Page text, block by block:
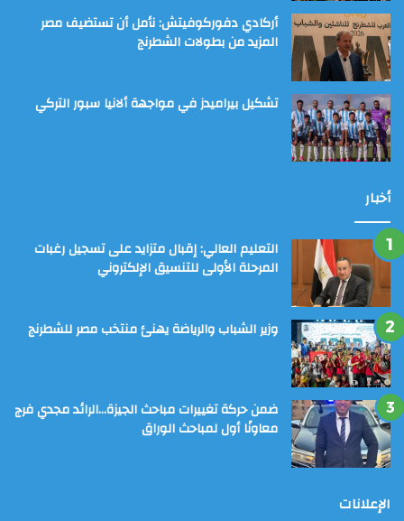
أركادي دفوركوفيتش: نأمل أن تستضيف مصر
المزيد من بطولات الشطرنج
تشكيل بيراميدز في مواجهة ألانيا سبور التركي
أخبار
التعليم العالي: إقبال متزايد على تسجيل رغبات
المرحلة الأولى للتنسيق الإلكتروني
وزير الشباب والرياضة يهنئ منتخب مصر للشطرنج
ضمن حركة تغييرات مباحث الجيزة…الرائد مجدي فرج
معاونًا أول لمباحث الوراق
الإعلانات